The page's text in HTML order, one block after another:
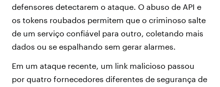
defensores detectarem o ataque. O abuso de API e
os tokens roubados permitem que o criminoso salte
de um serviço confiável para outro, coletando mais
dados ou se espalhando sem gerar alarmes.
Em um ataque recente, um link malicioso passou
por quatro fornecedores diferentes de segurança de